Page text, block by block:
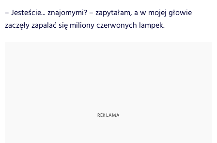
– Jesteście... znajomymi? – zapytałam, a w mojej głowie
zaczęły zapalać się miliony czerwonych lampek.